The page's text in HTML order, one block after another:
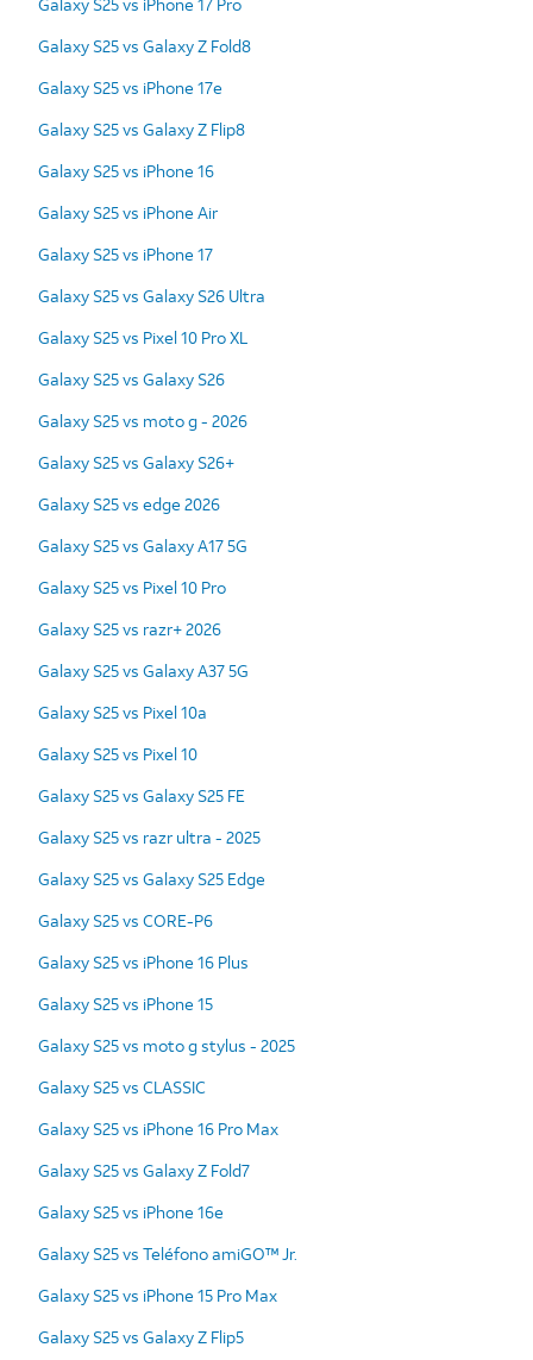
Galaxy S25 vs Galaxy Z Fold8
Galaxy S25 vs iPhone 17e
Galaxy S25 vs Galaxy Z Flip8
Galaxy S25 vs iPhone 16
Galaxy S25 vs iPhone Air
Galaxy S25 vs iPhone 17
Galaxy S25 vs Galaxy S26 Ultra
Galaxy S25 vs Pixel 10 Pro XL
Galaxy S25 vs Galaxy S26
Galaxy S25 vs moto g - 2026
Galaxy S25 vs Galaxy S26+
Galaxy S25 vs edge 2026
Galaxy S25 vs Galaxy A17 5G
Galaxy S25 vs Pixel 10 Pro
Galaxy S25 vs razr+ 2026
Galaxy S25 vs Galaxy A37 5G
Galaxy S25 vs Pixel 10a
Galaxy S25 vs Pixel 10
Galaxy S25 vs Galaxy S25 FE
Galaxy S25 vs razr ultra - 2025
Galaxy S25 vs Galaxy S25 Edge
Galaxy S25 vs CORE-P6
Galaxy S25 vs iPhone 16 Plus
Galaxy S25 vs iPhone 15
Galaxy S25 vs moto g stylus - 2025
Galaxy S25 vs CLASSIC
Galaxy S25 vs iPhone 16 Pro Max
Galaxy S25 vs Galaxy Z Fold7
Galaxy S25 vs iPhone 16e
Galaxy S25 vs Teléfono amiGO™ Jr.
Galaxy S25 vs iPhone 15 Pro Max
Galaxy S25 vs Galaxy Z Flip5